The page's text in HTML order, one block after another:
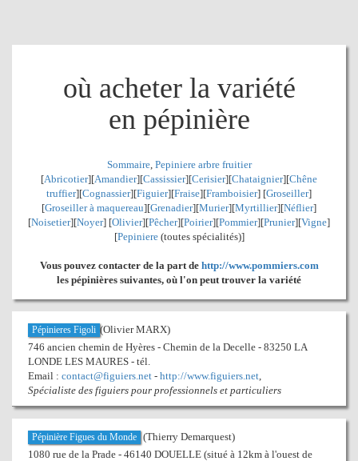
où acheter la variété
en pépinière
Sommaire, Pepiniere arbre fruitier
[Abricotier][Amandier][Cassissier][Cerisier][Chataignier][Chêne
truffier][Cognassier][Figuier][Fraise][Framboisier] [Groseiller]
[Groseiller à maquereau][Grenadier][Murier][Myrtillier][Néflier]
[Noisetier][Noyer] [Olivier][Pêcher][Poirier][Pommier][Prunier][Vigne]
[Pepiniere(toutes spécialités)]
Vous pouvez contacter de la part de http://www.pommiers.com
les pépinières suivantes, où l'on peut trouver la variété
Pépinieres Figoli (Olivier MARX)
746 ancien chemin de Hyères - Chemin de la Decelle - 83250 LA
LONDE LES MAURES - tél.
Email : contact@figuiers.net - http://www.figuiers.net,
Spécialiste des figuiers pour professionnels et particuliers
Pépinière Figues du Monde (Thierry Demarquest)
1080 rue de la Prade - 46140 DOUELLE (situé à 12km à l'ouest de